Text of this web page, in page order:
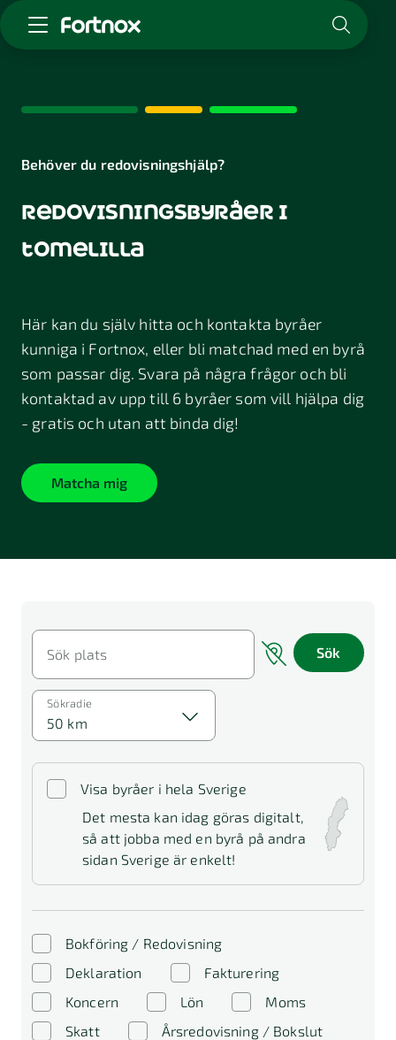
Skaffa Fortnox
Kunskap & inspiration
Logga in
Kontakt
Behöver du redovisningshjälp?
redovisningsbyråer i
tomelilla
Här kan du själv hitta och kontakta byråer
kunniga i Fortnox, eller bli matchad med en byrå
som passar dig. Svara på några frågor och bli
kontaktad av upp till 6 byråer som vill hjälpa dig
- gratis och utan att binda dig!
Matcha mig
Sök plats Sök
Visa byråer i hela Sverige
Det mesta kan idag göras digitalt,
så att jobba med en byrå på andra
sidan Sverige är enkelt!
Sökradie
50 km
Bokföring / Redovisning
Deklaration
Fakturering
Koncern
Lön
Moms
Skatt
Årsredovisning / Bokslut